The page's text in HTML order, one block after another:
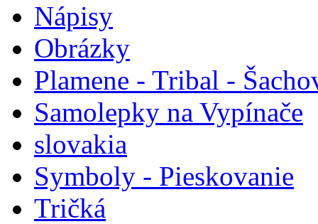
Nápisy
Obrázky
Plamene - Tribal -
Samolepky na Vypínače
slovakia
Symboly - Pieskovanie
Tričká